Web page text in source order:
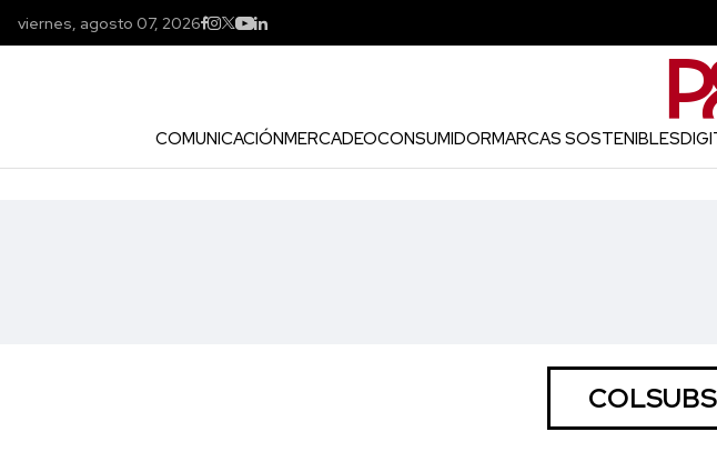
viernes, agosto 07, 2026
COMUNICACIÓNMERCADEOCONSUMIDORMARCAS SOSTENIBLES